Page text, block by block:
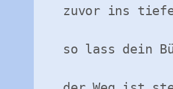
zuvor ins
so lass dein